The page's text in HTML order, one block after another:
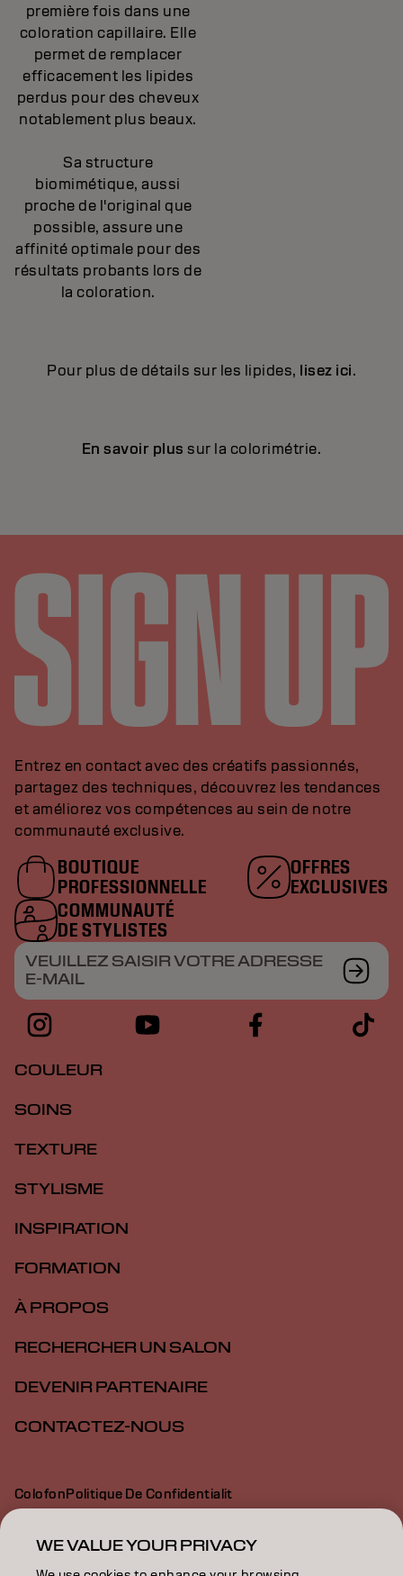
première fois dans une
coloration capillaire. Elle
permet de remplacer
efficacement les lipides
perdus pour des cheveux
notablement plus beaux.
Sa structure
biomimétique, aussi
proche de l'original que
possible, assure une
affinité optimale pour des
résultats probants lors de
la coloration.
Pour plus de détails sur les lipides, lisez ici.
En savoir plus sur la colorimétrie.
Entrez en contact avec des créatifs passionnés,
partagez des techniques, découvrez les tendances
et améliorez vos compétences au sein de notre
communauté exclusive.
BOUTIQUE
PROFESSIONNELLE
OFFRES
EXCLUSIVES
COMMUNAUTÉ
DE STYLISTES
VEUILLEZ SAISIR VOTRE ADRESSE
E-MAIL
COULEUR
SOINS
TEXTURE
STYLISME
INSPIRATION
FORMATION
À PROPOS
RECHERCHER UN SALON
DEVENIR PARTENAIRE
CONTACTEZ-NOUS
ColofonPolitique De Confidentialit
Politique En Mati Re De Cookies
Déclaration d’accessibilité
WE VALUE YOUR PRIVACY